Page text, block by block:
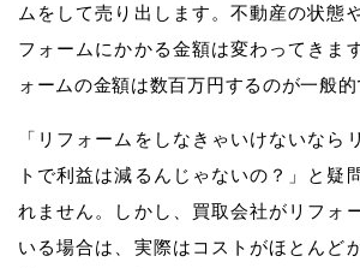
ムをして売り出します。不動産の状態
フォームにかかる金額は変わってきま
ォームの金額は数百万円するのが一般的
「リフォームをしなきゃいけないなら
トで利益は減るんじゃないの？」と疑
れません。しかし、買取会社がリフォ
いる場合は、実際はコストがほとんど